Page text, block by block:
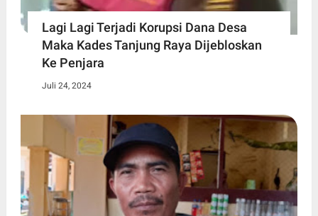
Lagi Lagi Terjadi Korupsi Dana Desa
Maka Kades Tanjung Raya Dijebloskan
Ke Penjara
Juli 24, 2024